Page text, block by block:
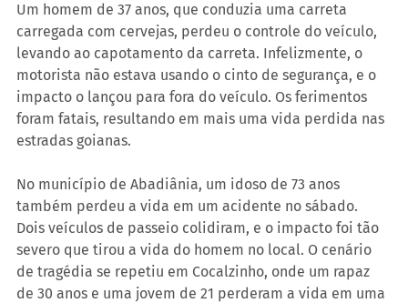
Um homem de 37 anos, que conduzia uma carreta
carregada com cervejas, perdeu o controle do veículo,
levando ao capotamento da carreta. Infelizmente, o
motorista não estava usando o cinto de segurança, e o
impacto o lançou para fora do veículo. Os ferimentos
foram fatais, resultando em mais uma vida perdida nas
estradas goianas.
No município de Abadiânia, um idoso de 73 anos
também perdeu a vida em um acidente no sábado.
Dois veículos de passeio colidiram, e o impacto foi tão
severo que tirou a vida do homem no local. O cenário
de tragédia se repetiu em Cocalzinho, onde um rapaz
de 30 anos e uma jovem de 21 perderam a vida em uma